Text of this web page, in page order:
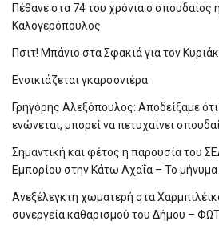
Πέθανε στα 74 του χρόνια ο σπουδαίος
Καλογερόπουλος
Πσιτ! Μπάνιο στα Σφακιά για τον
Ενοικιάζεται γκαρσονιέρα
Γρηγόρης Αλεξόπουλος: Αποδείξαμε
ενώνεται, μπορεί να πετυχαίνει
Σημαντική και φέτος η παρουσία του
Εμπορίου στην Κάτω Αχαΐα – Το
Ανεξέλεγκτη χωματερή στα
συνεργεία καθαρισμού του Δήμου –